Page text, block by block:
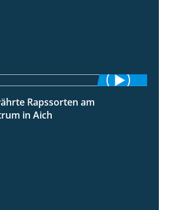
Rapssorten am
in Aich